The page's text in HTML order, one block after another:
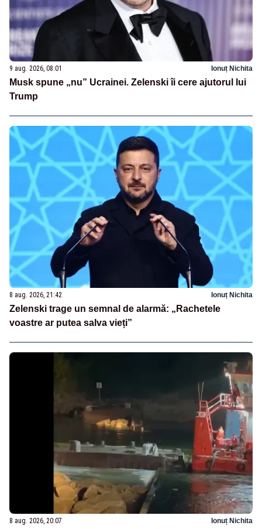
9 aug. 2026, 08:01 Ionuț Nichita
Musk spune „nu” Ucrainei. Zelenski îi cere ajutorul lui
Trump
8 aug. 2026, 21:42 Ionuț Nichita
Zelenski trage un semnal de alarmă: „Rachetele
voastre ar putea salva vieți”
8 aug. 2026, 20:07 Ionuț Nichita